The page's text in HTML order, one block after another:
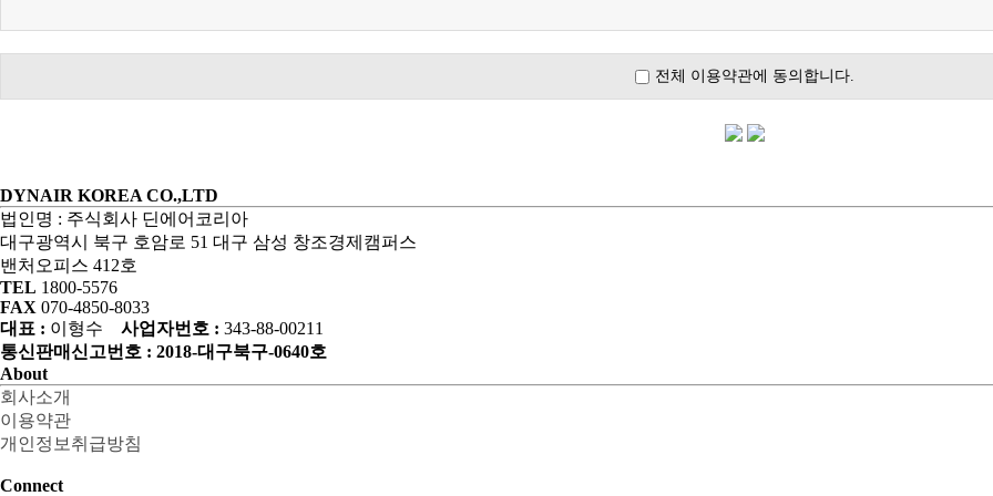
전체 이용약관에 동의합니다.
DYNAIR KOREA CO.,LTD
법인명 : 주식회사 딘에어코리아
대구광역시 북구 호암로 51 대구 삼성 창조경제캠퍼스
밴처오피스 412호
TEL 1800-5576
FAX 070-4850-8033
대표 : 이형수 사업자번호 : 343-88-00211
통신판매신고번호 : 2018-대구북구-0640호
About
회사소개
이용약관
개인정보취급방침
Connect